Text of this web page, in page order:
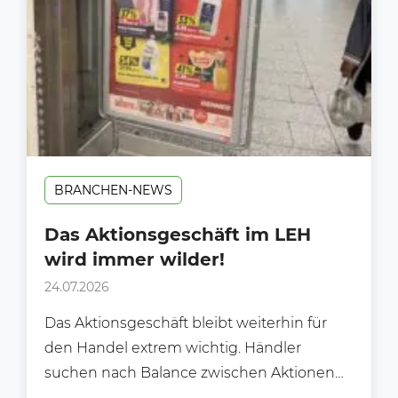
BRANCHEN-NEWS
Das Aktionsgeschäft im LEH
wird immer wilder!
24.07.2026
Das Aktionsgeschäft bleibt weiterhin für
den Handel extrem wichtig. Händler
suchen nach Balance zwischen Aktionen